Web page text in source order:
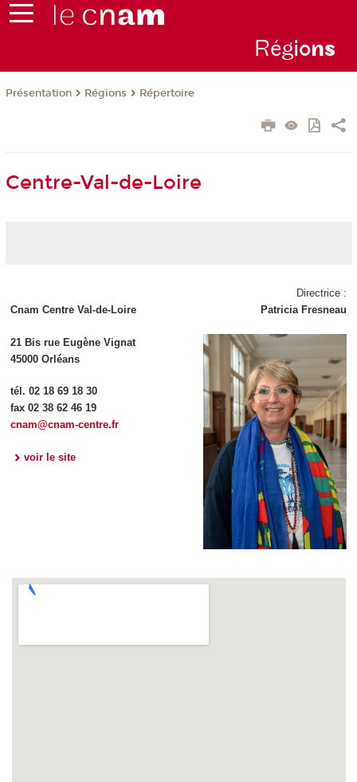
Régions
Présentation Régions Répertoire
Centre-Val-de-Loire
Cnam Centre Val-de-Loire
21 Bis rue Eugène Vignat
45000 Orléans
tél. 02 18 69 18 30
fax 02 38 62 46 19
cnam@cnam-centre.fr
voir le site
Directrice :
Patricia Fresneau